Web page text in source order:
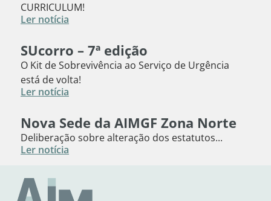
CURRICULUM!
Ler notícia
SUcorro – 7ª edição
O Kit de Sobrevivência ao Serviço de Urgência
está de volta!
Ler notícia
Nova Sede da AIMGF Zona Norte
Deliberação sobre alteração dos estatutos...
Ler notícia